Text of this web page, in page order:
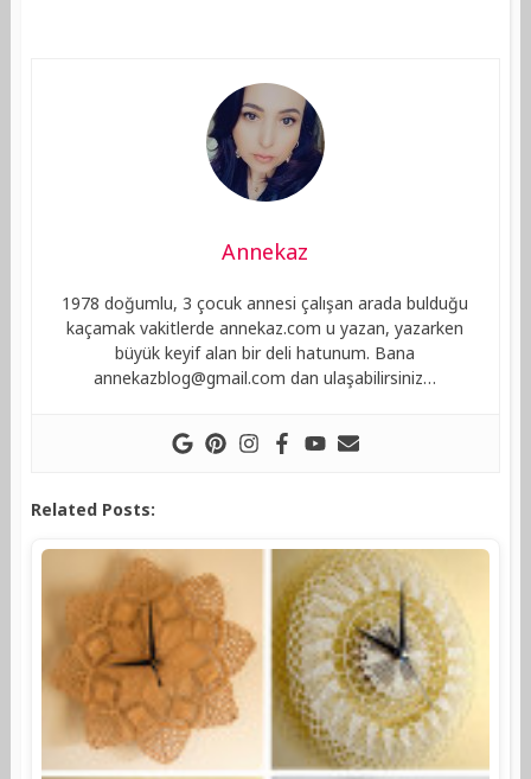
Annekaz
1978 doğumlu, 3 çocuk annesi çalışan arada bulduğu
kaçamak vakitlerde annekaz.com u yazan, yazarken
büyük keyif alan bir deli hatunum. Bana
annekazblog@gmail.com dan ulaşabilirsiniz…
Related Posts: